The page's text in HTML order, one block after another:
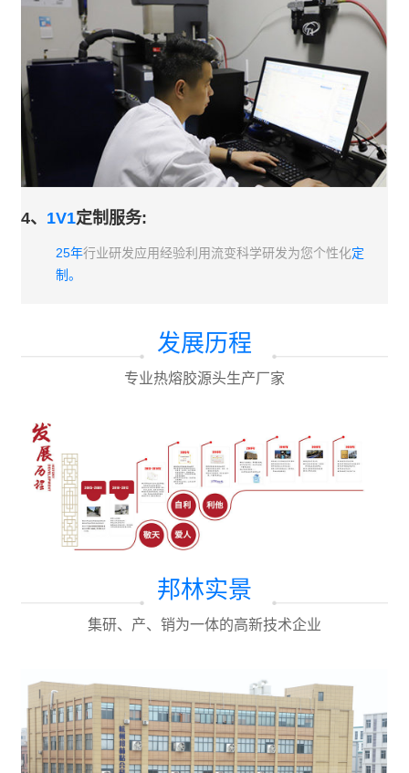
4、 1V1定制服务:
25年行业研发应用经验利用流变科学研发为您个性化定
制。
发展历程
专业热熔胶源头生产厂家
邦林实景
集研、产、销为一体的高新技术企业